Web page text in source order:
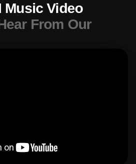
Music Video
From Our